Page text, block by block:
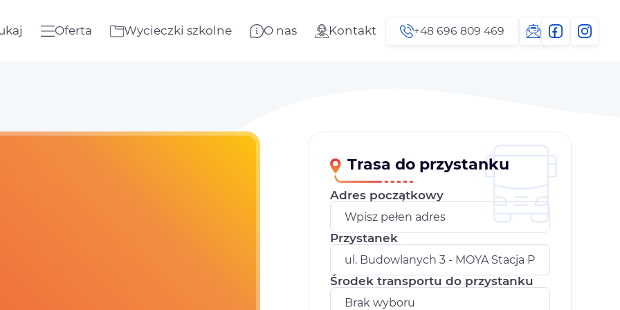
Oferta Wycieczki szkolne O nas Kontakt +48 696 809 469
Trasa do przystanku
Adres początkowy
Przystanek
Środek transportu do przystanku